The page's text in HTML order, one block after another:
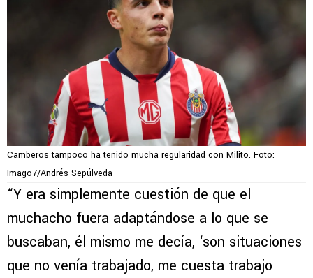
Camberos tampoco ha tenido mucha regularidad con Milito. Foto:
Imago7/Andrés Sepúlveda
“Y era simplemente cuestión de que el
muchacho fuera adaptándose a lo que se
buscaban, él mismo me decía, ‘son situaciones
que no venía trabajado, me cuesta trabajo